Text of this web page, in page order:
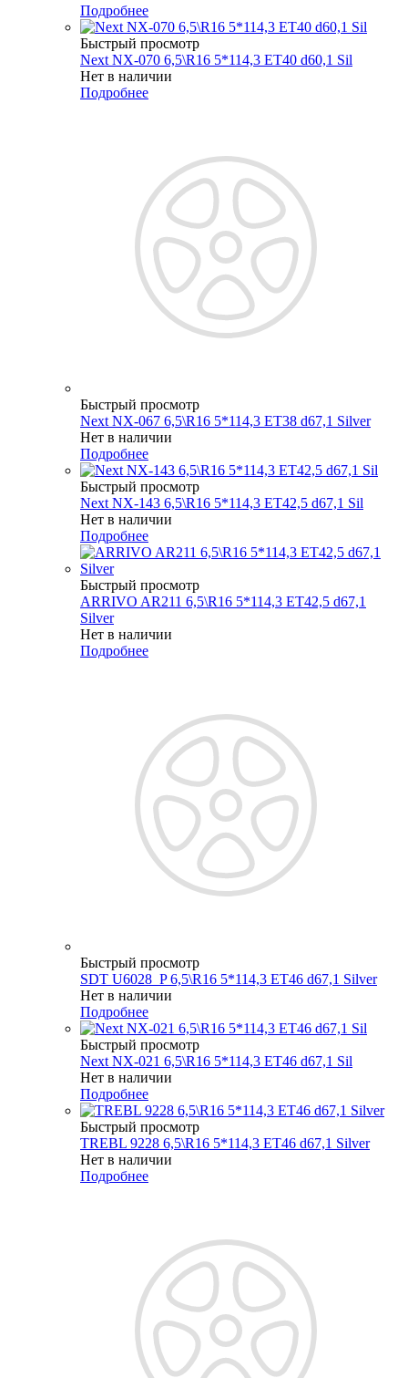
Подробнее
Быстрый просмотр
Next NX-070 6,5\R16 5*114,3 ET40 d60,1 Sil
Нет в наличии
Подробнее
Быстрый просмотр
Next NX-067 6,5\R16 5*114,3 ET38 d67,1 Silver
Нет в наличии
Подробнее
Быстрый просмотр
Next NX-143 6,5\R16 5*114,3 ET42,5 d67,1 Sil
Нет в наличии
Подробнее
Быстрый просмотр
ARRIVO AR211 6,5\R16 5*114,3 ET42,5 d67,1
Silver
Нет в наличии
Подробнее
Быстрый просмотр
SDT U6028_P 6,5\R16 5*114,3 ET46 d67,1 Silver
Нет в наличии
Подробнее
Быстрый просмотр
Next NX-021 6,5\R16 5*114,3 ET46 d67,1 Sil
Нет в наличии
Подробнее
Быстрый просмотр
TREBL 9228 6,5\R16 5*114,3 ET46 d67,1 Silver
Нет в наличии
Подробнее